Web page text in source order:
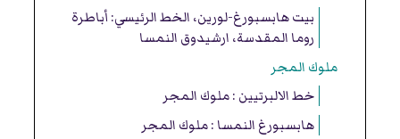
بيت هابسبورغ-لورين، الخط الرئيسي: أباطرة
روما المقدسة، ارشيدوق النمسا
ملوك المجر
خط الالبرتيين : ملوك المجر
هابسبورغ النمسا : ملوك المجر